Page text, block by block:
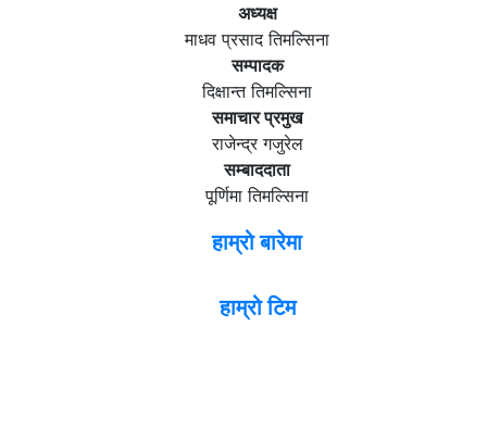
अध्यक्ष
माधव प्रसाद तिमल्सिना
सम्पादक
दिक्षान्त तिमल्सिना
समाचार प्रमुख
राजेन्द्र गजुरेल
सम्बाददाता
पूर्णिमा तिमल्सिना
हाम्रो बारेमा
हाम्रो टिम